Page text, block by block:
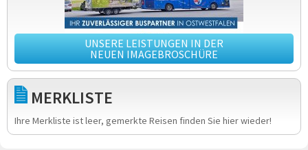
UNSERE LEISTUNGEN IN DER
NEUEN IMAGEBROSCHÜRE
MERKLISTE
Ihre Merkliste ist leer, gemerkte Reisen finden Sie hier wieder!